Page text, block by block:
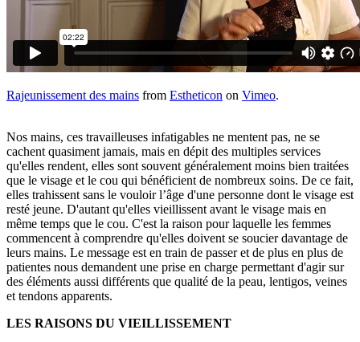
Rajeunissement des mains from Estheticon on Vimeo.
Nos mains, ces travailleuses infatigables ne mentent pas, ne se
cachent quasiment jamais, mais en dépit des multiples services
qu'elles rendent, elles sont souvent généralement moins bien traitées
que le visage et le cou qui bénéficient de nombreux soins. De ce fait,
elles trahissent sans le vouloir l’âge d'une personne dont le visage est
resté jeune. D'autant qu'elles vieillissent avant le visage mais en
même temps que le cou. C'est la raison pour laquelle les femmes
commencent à comprendre qu'elles doivent se soucier davantage de
leurs mains. Le message est en train de passer et de plus en plus de
patientes nous demandent une prise en charge permettant d'agir sur
des éléments aussi différents que qualité de la peau, lentigos, veines
et tendons apparents.
LES RAISONS DU VIEILLISSEMENT